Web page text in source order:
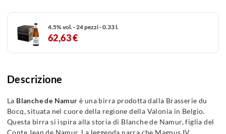
4.5% vol. - 24 pezzi - 0.33 l.
62,63 €
Descrizione
La Blanche de Namur è una birra prodotta dalla Brasserie du
Bocq, situata nel cuore della regione della Valonia in Belgio.
Questa birra si ispira alla storia di Blanche de Namur, figlia del
Conte Jean de Namur. La leggenda narra che Magnus IV